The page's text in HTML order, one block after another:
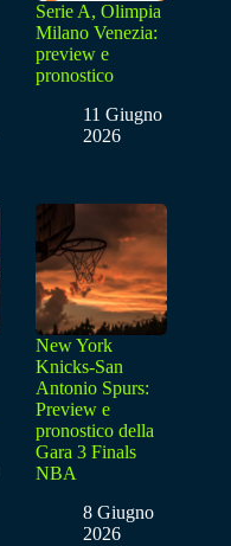
Serie A, Olimpia
Milano Venezia:
preview e
pronostico
11 Giugno
2026
New York
Knicks-San
Antonio Spurs:
Preview e
pronostico della
Gara 3 Finals
NBA
8 Giugno
2026